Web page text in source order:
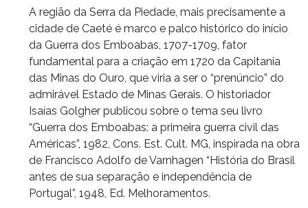
A região da Serra da Piedade, mais precisamente a
cidade de Caeté é marco e palco histórico do início
da Guerra dos Emboabas, 1707-1709, fator
fundamental para a criação em 1720 da Capitania
das Minas do Ouro, que viria a ser o “prenúncio” do
admirável Estado de Minas Gerais. O historiador
Isaías Golgher publicou sobre o tema seu livro
“Guerra dos Emboabas: a primeira guerra civil das
Américas”, 1982, Cons. Est. Cult. MG, inspirada na obra
de Francisco Adolfo de Varnhagen “História do Brasil
antes de sua separação e independência de
Portugal”, 1948, Ed. Melhoramentos.